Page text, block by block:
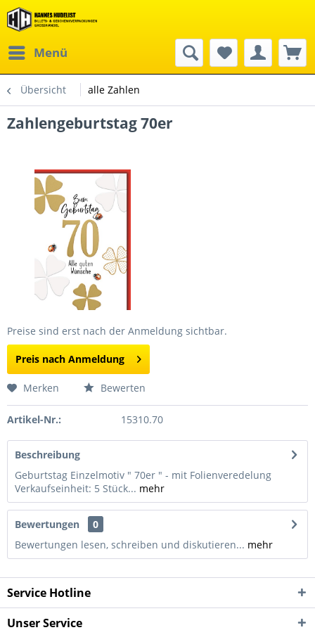
Menü
Übersicht alle Zahlen
Zahlengeburtstag 70er
Preise sind erst nach der Anmeldung sichtbar.
Preis nach Anmeldung
Merken Bewerten
Artikel-Nr.: 15310.70
Beschreibung
Geburtstag Einzelmotiv " 70er " - mit Folienveredelung
Verkaufseinheit: 5 Stück... mehr
Bewertungen
0
Bewertungen lesen, schreiben und diskutieren... mehr
Service Hotline
Unser Service